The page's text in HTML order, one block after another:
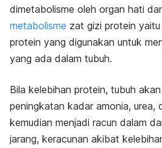
dimetabolisme oleh organ hati
metabolisme zat gizi protein
protein yang digunakan untuk
yang ada dalam tubuh.
Bila kelebihan protein, tubuh
peningkatan kadar amonia, urea,
kemudian menjadi racun dalam
jarang, keracunan akibat